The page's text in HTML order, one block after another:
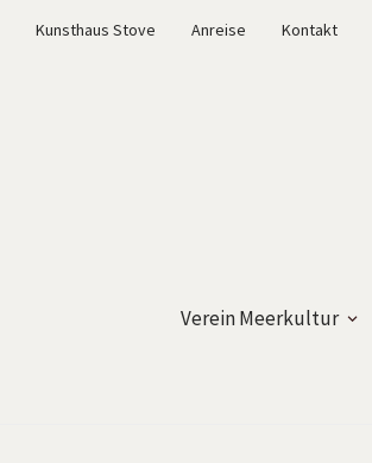
Kunsthaus Stove Anreise Kontakt
Verein Meerkultur